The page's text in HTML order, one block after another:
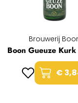
Brouwerij
Boon Gueuze
€